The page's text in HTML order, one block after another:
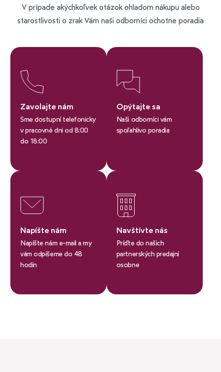
V prípade akýchkoľvek otázok ohladom nákupu alebo
starostlivosti o zrak Vám naši odborníci ochotne poradia
Zavolajte nám
Sme dostupní telefonicky
v pracovné dni od 8:00
do 18:00
Opýtajte sa
Naši odborníci vám
spoľahlivo poradia
Napíšte nám
Napíšte nám e-mail a my
vám odpíšeme do 48
hodín
Navštívte nás
Príďte do našich
partnerských predajní
osobne